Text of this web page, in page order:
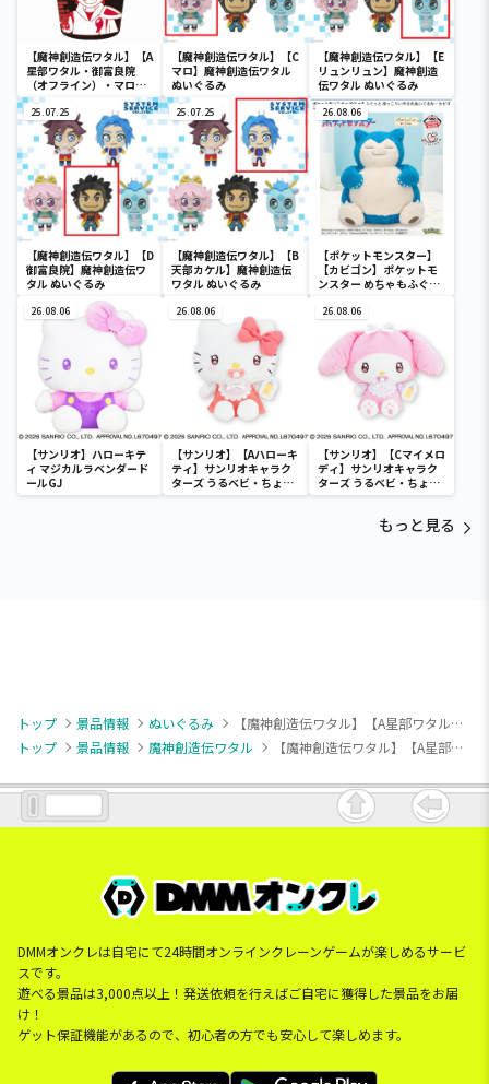
【魔神創造伝ワタル】【A
星部ワタル・御富良院
（オフライン）・マロ・
ウズメ・リュンリュン】
魔神創造伝ワタル ステン
レスマルチタンブラー
【魔神創造伝ワタル】【C
マロ】魔神創造伝ワタル
ぬいぐるみ
【魔神創造伝ワタル】【E
リュンリュン】魔神創造
伝ワタル ぬいぐるみ
25.07.25
【魔神創造伝ワタル】【D
御富良院】魔神創造伝ワ
タル ぬいぐるみ
25.07.25
【魔神創造伝ワタル】【B
天部カケル】魔神創造伝
ワタル ぬいぐるみ
26.08.06
【ポケットモンスター】
【カビゴン】ポケットモ
ンスター めちゃもふぐっ
ぐるみ～カビゴン～
26.08.06
【サンリオ】ハローキテ
ィ マジカルラベンダード
ールGJ
26.08.06
【サンリオ】【Aハローキ
ティ】サンリオキャラク
ターズ うるベビ・ちょい
デカドール
26.08.06
【サンリオ】【Cマイメロ
ディ】サンリオキャラク
ターズ うるベビ・ちょい
デカドール
もっと見る
トップ 景品情報 ぬいぐるみ
【魔神創造伝ワタル】【A星部ワタル】魔神創造伝ワタル ぬいぐるみ
トップ
景品情報 魔神創造伝ワタル 【魔神創造伝ワタル】【A星部ワタル】魔神創造伝ワタル ぬいぐるみ
DMMオンクレは自宅にて24時間オンラインクレーンゲームが楽しめるサービ
スです。
遊べる景品は3,000点以上！発送依頼を行えばご自宅に獲得した景品をお届
け！
ゲット保証機能があるので、初心者の方でも安心して楽しめます。